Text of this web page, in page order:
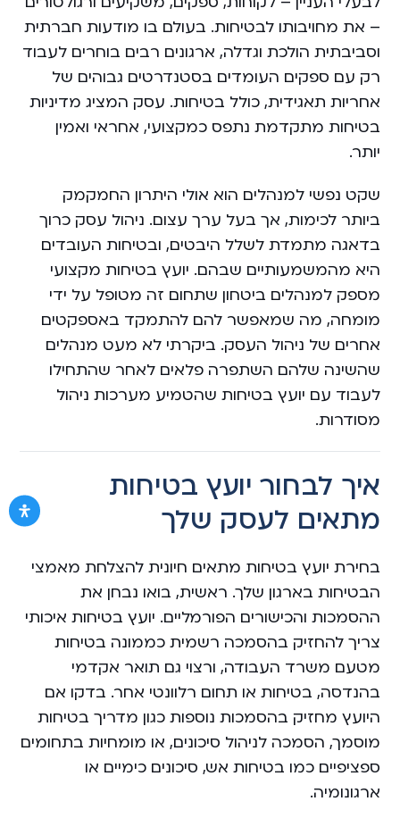
– את מחויבותו לבטיחות. בעולם בו מודעות חברתית
וסביבתית הולכת וגדלה, ארגונים רבים בוחרים לעבוד
רק עם ספקים העומדים בסטנדרטים גבוהים של
אחריות תאגידית, כולל בטיחות. עסק המציג מדיניות
בטיחות מתקדמת נתפס כמקצועי, אחראי ואמין
יותר.
שקט נפשי למנהלים הוא אולי היתרון החמקמק
ביותר לכימות, אך בעל ערך עצום. ניהול עסק כרוך
בדאגה מתמדת לשלל היבטים, ובטיחות העובדים
היא מהמשמעותיים שבהם. יועץ בטיחות מקצועי
מספק למנהלים ביטחון שתחום זה מטופל על ידי
מומחה, מה שמאפשר להם להתמקד באספקטים
אחרים של ניהול העסק. ביקרתי לא מעט מנהלים
שהשינה שלהם השתפרה פלאים לאחר שהתחילו
לעבוד עם יועץ בטיחות שהטמיע מערכות ניהול
מסודרות.
איך לבחור יועץ בטיחות
מתאים לעסק שלך
בחירת יועץ בטיחות מתאים חיונית להצלחת מאמצי
הבטיחות בארגון שלך. ראשית, בואו נבחן את
ההסמכות והכישורים הפורמליים. יועץ בטיחות איכותי
צריך להחזיק בהסמכה רשמית כממונה בטיחות
מטעם משרד העבודה, ורצוי גם תואר אקדמי
בהנדסה, בטיחות או תחום רלוונטי אחר. בדקו אם
היועץ מחזיק בהסמכות נוספות כגון מדריך בטיחות
מוסמך, הסמכה לניהול סיכונים, או מומחיות בתחומים
ספציפיים כמו בטיחות אש, סיכונים כימיים או
ארגונומיה.